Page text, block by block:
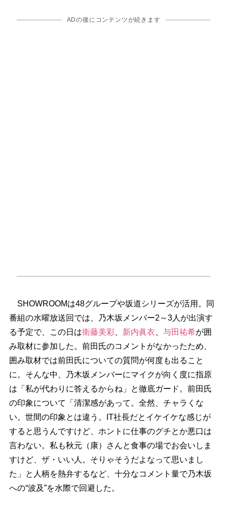
ADの後にコンテンツが続きます
SHOWROOMは48グループや坂道シリーズが活用。同
番組の水曜放送回では、乃木坂メンバー2～3人が出演す
る予定で、この日は衛藤美彩、 新内眞衣 与田祐希が囲
み取材に参加した。前田氏のコメントがなかったため、
囲み取材では前田氏についての質問が何度も出ること
に。そんな中、乃木坂メンバーにマイクが向く度に指原
は「私が代わりに答えるからね」と徹底ガード。前田氏
の印象について「清潔感があって。全然、チャラくな
い。世間の印象とは違う。IT社長だとイケイケな感じが
すると思うんですけど、ホントに仕事のグチとか悪口は
言わない。私も秋元（康）さんと食事の場でお会いしま
すけど、ザ・いい人。そりゃそうだよなって思いまし
た」と人柄を熱弁するなど、十分なコメント量で乃木坂
への“波及”を水際で回避した。